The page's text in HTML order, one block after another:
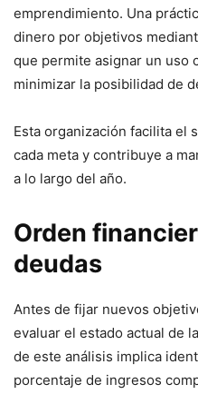
emprendimiento. Una
dinero por objetivos
que permite asignar un uso
minimizar la posibilidad de
Esta organización facilita el
cada meta y contribuye a
a lo largo del año.
Orden
deudas
Antes de fijar nuevos
evaluar el estado actual de
de este análisis implica
porcentaje de ingresos